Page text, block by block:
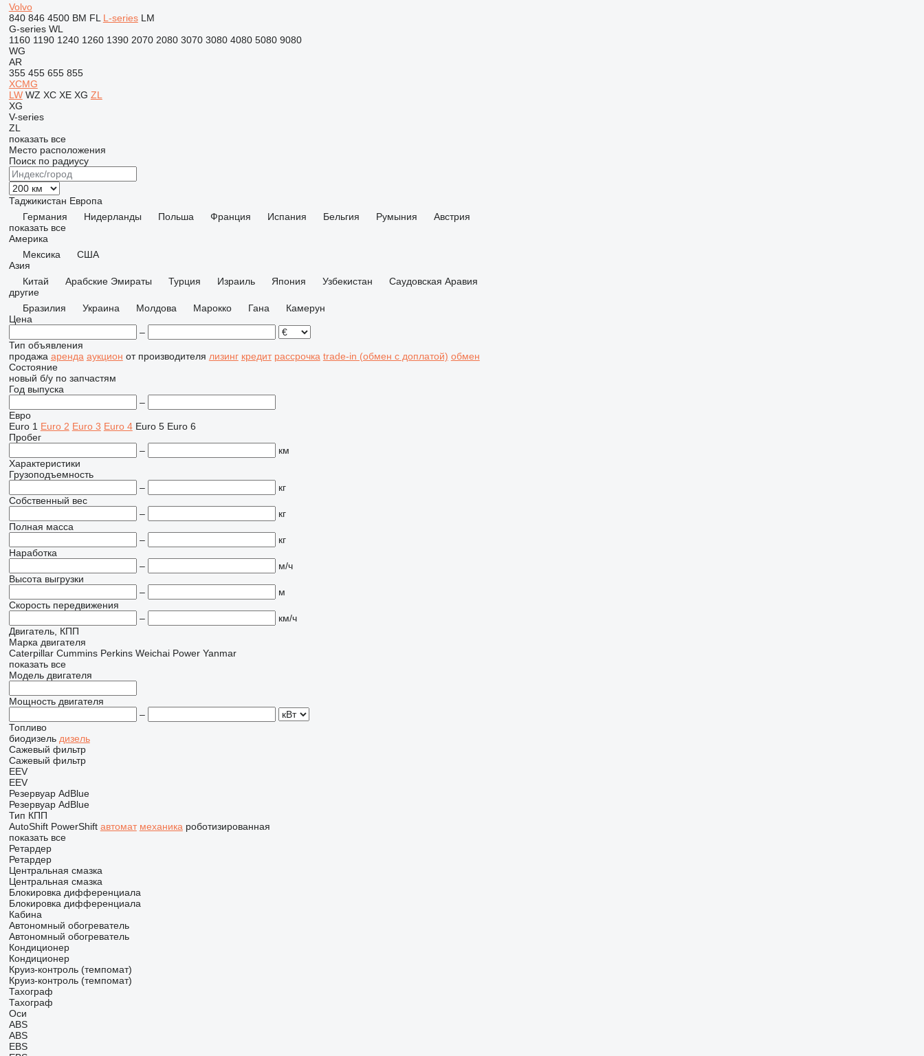
Volvo
840 846 4500 BM FL L-series LM
G-series WL
1160 1190 1240 1260 1390 2070 2080 3070 3080 4080 5080 9080
WG
AR
355 455 655 855
XCMG
LW WZ XC XE XG ZL
XG
V-series
ZL
показать все
Место расположения
Поиск по радиусу
Таджикистан Европа
Германия
Нидерланды Польша Франция Испания Бельгия Румыния
Австрия
показать все
Америка
Мексика
США
Азия
Китай
Арабские Эмираты Турция Израиль Япония Узбекистан
Саудовская Аравия
другие
Бразилия
Украина Молдова Марокко Гана
Камерун
Цена
–
Тип объявления
продажа аренда аукцион от производителя лизинг кредит рассрочка trade-in (обмен с доплатой) обмен
Состояние
новый б/у по запчастям
Год выпуска
–
Евро
Euro 1 Euro 2 Euro 3 Euro 4 Euro 5 Euro 6
Пробег
–
км
Характеристики
Грузоподъемность
–
кг
Собственный вес
–
кг
Полная масса
–
кг
Наработка
–
м/ч
Высота выгрузки
–
м
Скорость передвижения
–
км/ч
Двигатель, КПП
Марка двигателя
Caterpillar Cummins Perkins Weichai Power Yanmar
показать все
Модель двигателя
Мощность двигателя
–
Топливо
биодизель дизель
Сажевый фильтр
Сажевый фильтр
EEV
EEV
Резервуар AdBlue
Резервуар AdBlue
Тип КПП
AutoShift PowerShift автомат механика роботизированная
показать все
Ретардер
Ретардер
Центральная смазка
Центральная смазка
Блокировка дифференциала
Блокировка дифференциала
Кабина
Автономный обогреватель
Автономный обогреватель
Кондиционер
Кондиционер
Круиз-контроль (темпомат)
Круиз-контроль (темпомат)
Тахограф
Тахограф
Оси
ABS
ABS
EBS